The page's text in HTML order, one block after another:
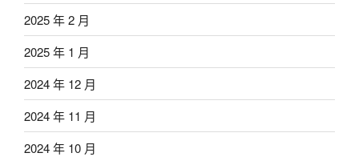
2025 年 2 月
2025 年 1 月
2024 年 12 月
2024 年 11 月
2024 年 10 月